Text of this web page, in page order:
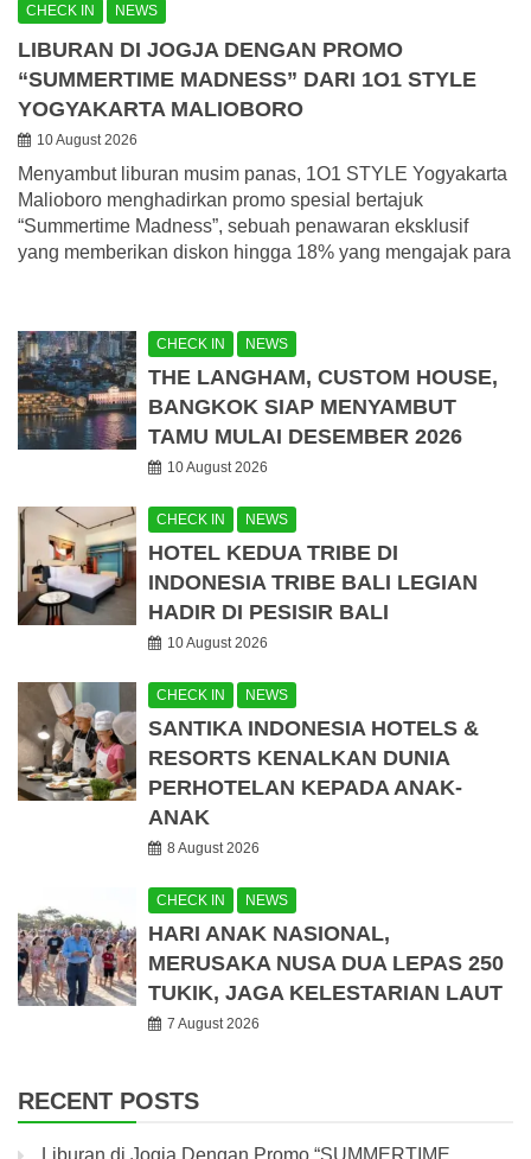
CHECK IN NEWS
LIBURAN DI JOGJA DENGAN PROMO
“SUMMERTIME MADNESS” DARI 1O1 STYLE
YOGYAKARTA MALIOBORO
10 August 2026
Menyambut liburan musim panas, 1O1 STYLE Yogyakarta
Malioboro menghadirkan promo spesial bertajuk
“Summertime Madness”, sebuah penawaran eksklusif
yang memberikan diskon hingga 18% yang mengajak para
CHECK IN NEWS
THE LANGHAM, CUSTOM HOUSE,
BANGKOK SIAP MENYAMBUT
TAMU MULAI DESEMBER 2026
10 August 2026
CHECK IN NEWS
HOTEL KEDUA TRIBE DI
INDONESIA TRIBE BALI LEGIAN
HADIR DI PESISIR BALI
10 August 2026
CHECK IN NEWS
SANTIKA INDONESIA HOTELS &
RESORTS KENALKAN DUNIA
PERHOTELAN KEPADA ANAK-
ANAK
8 August 2026
CHECK IN NEWS
HARI ANAK NASIONAL,
MERUSAKA NUSA DUA LEPAS 250
TUKIK, JAGA KELESTARIAN LAUT
7 August 2026
RECENT POSTS
Liburan di Jogja Dengan Promo “SUMMERTIME